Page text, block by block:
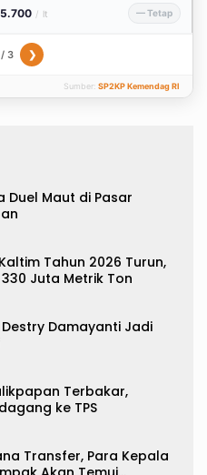
/ lt — Tetap
/ 3 ❯
Sumber: SP2KP Kemendag RI
Duel Maut di Pasar
Tahun 2026 Turun,
Juta Metrik Ton
Damayanti Jadi
Terbakar,
ke TPS
Transfer, Para Kepala